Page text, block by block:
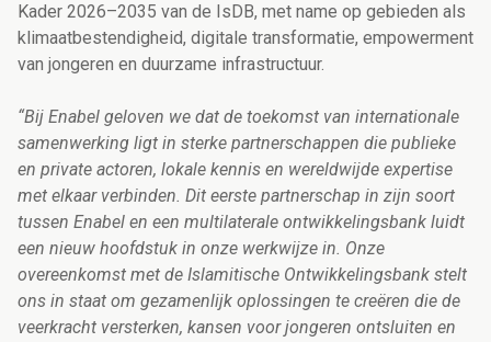
Kader 2026–2035 van de IsDB, met name op gebieden als
klimaatbestendigheid, digitale transformatie, empowerment
van jongeren en duurzame infrastructuur.
“Bij Enabel geloven we dat de toekomst van internationale
samenwerking ligt in sterke partnerschappen die publieke
en private actoren, lokale kennis en wereldwijde expertise
met elkaar verbinden. Dit eerste partnerschap in zijn soort
tussen Enabel en een multilaterale ontwikkelingsbank luidt
een nieuw hoofdstuk in onze werkwijze in. Onze
overeenkomst met de Islamitische Ontwikkelingsbank stelt
ons in staat om gezamenlijk oplossingen te creëren die de
veerkracht versterken, kansen voor jongeren ontsluiten en